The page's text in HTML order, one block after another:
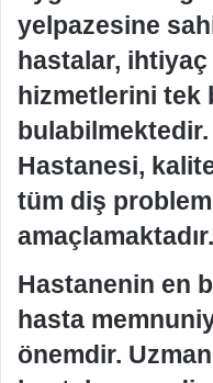
yelpazesine
hastalar,
hizmetlerini tek
Hastanesi,
tüm diş
amaçlamaktadır.
Hastanenin en
hasta
önemdir.